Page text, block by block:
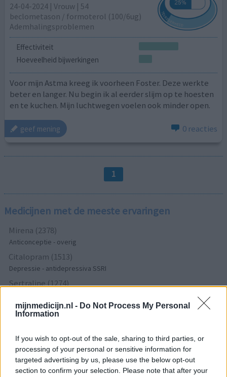
mijnmedicijn.nl - Do Not Process My Personal
Information
If you wish to opt-out of the sale, sharing to third parties, or
processing of your personal or sensitive information for
targeted advertising by us, please use the below opt-out
section to confirm your selection. Please note that after your
24-04-2024 | Vrouw | 54
beclometason / formoterol (100/6ug)
Ademhalingsproblemen
Effectiviteit
Hoeveelheid bijwerkingen
Voor mijn Astma kreeg ik voorheen Foster. Deze werkte
beter en langer. Nu begin ik al eerder slijm op te hoesten
en te kuchen. Mijn luchtwegen voelen ook minder open.
geef mening 0 reacties
1
Medicijnen met de meeste ervaringen
Mirena (2378)
Anticonceptie - overig
Citalopram (1513)
Depressie - antidepressiva SSRI
Sertraline (1274)
Paroxetine (1272)
Simvastatine (1228)
Cholesterol
Champix (1187)
Verslavingsziekten